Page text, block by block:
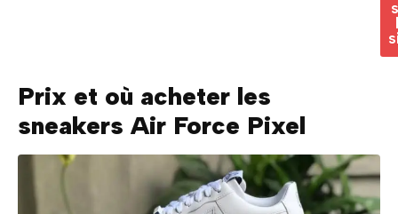
Prix et où acheter les
sneakers Air Force Pixel